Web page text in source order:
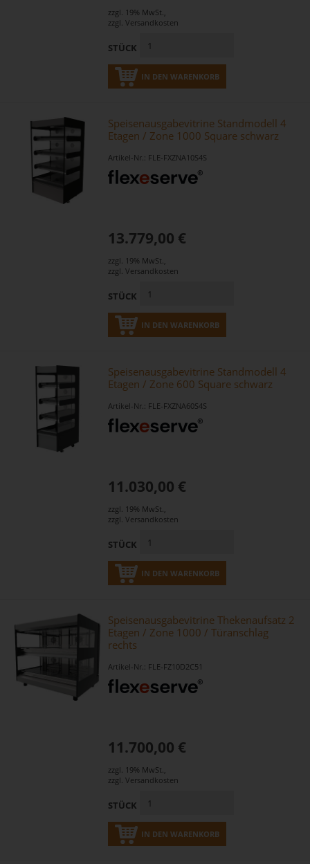
zzgl. 19% MwSt.,
zzgl.Versandkosten
STÜCK
IN DEN WARENKORB
Speisenausgabevitrine Standmodell 4
Etagen / Zone 1000 Square schwarz
Artikel-Nr.: FLE-FXZNA10S4S
13.779,00 €
zzgl. 19% MwSt.,
zzgl.Versandkosten
STÜCK
IN DEN WARENKORB
Speisenausgabevitrine Standmodell 4
Etagen / Zone 600 Square schwarz
Artikel-Nr.: FLE-FXZNA60S4S
11.030,00 €
zzgl. 19% MwSt.,
zzgl.Versandkosten
STÜCK
IN DEN WARENKORB
Speisenausgabevitrine Thekenaufsatz 2
Etagen / Zone 1000 / Türanschlag
rechts
Artikel-Nr.: FLE-FZ10D2C51
11.700,00 €
zzgl. 19% MwSt.,
zzgl.Versandkosten
STÜCK
IN DEN WARENKORB